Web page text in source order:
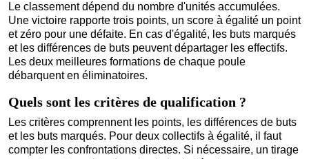
Le classement dépend du nombre d'unités accumulées.
Une victoire rapporte trois points, un score à égalité un point
et zéro pour une défaite. En cas d'égalité, les buts marqués
et les différences de buts peuvent départager les effectifs.
Les deux meilleures formations de chaque poule
débarquent en éliminatoires.
Quels sont les critères de qualification ?
Les critères comprennent les points, les différences de buts
et les buts marqués. Pour deux collectifs à égalité, il faut
compter les confrontations directes. Si nécessaire, un tirage